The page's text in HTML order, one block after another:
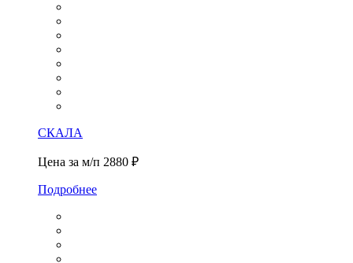
СКАЛА
Цена за м/п 2880 ₽
Подробнее